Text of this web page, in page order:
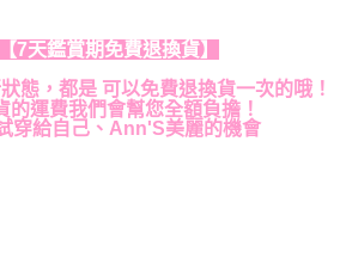
【7天鑑賞期免費退換貨】
態，都是 可以免費退換貨一次的哦！
的運費我們會幫您全額負擔！
穿給自己、Ann'S美麗的機會